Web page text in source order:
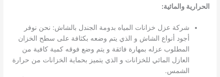
الحرارية والمائية:
شركة عزل خزانات المياه بدومة الجندل بالشاش: نحن نوفر
أجود أنواع الشاش و الذي يتم وضعه بكثافة على سطح الخزان
المطلوب عزله بمهارة فائقة و يتم وضع فوقه كمية كافية من
العازل المائي للخزانات و الذي يتميز بحماية الخزانات من حرارة
الشمس.